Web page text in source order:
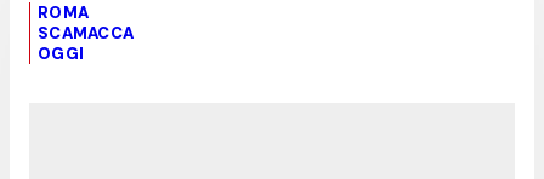
ROMA
SCAMACCA
OGGI